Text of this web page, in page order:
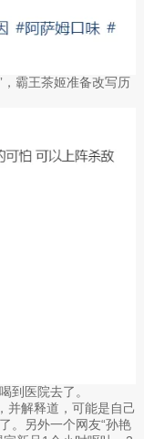
霸王茶姬准备改写历
到医院去了。
并解释道，可能是自己
。另外一个网友“孙艳